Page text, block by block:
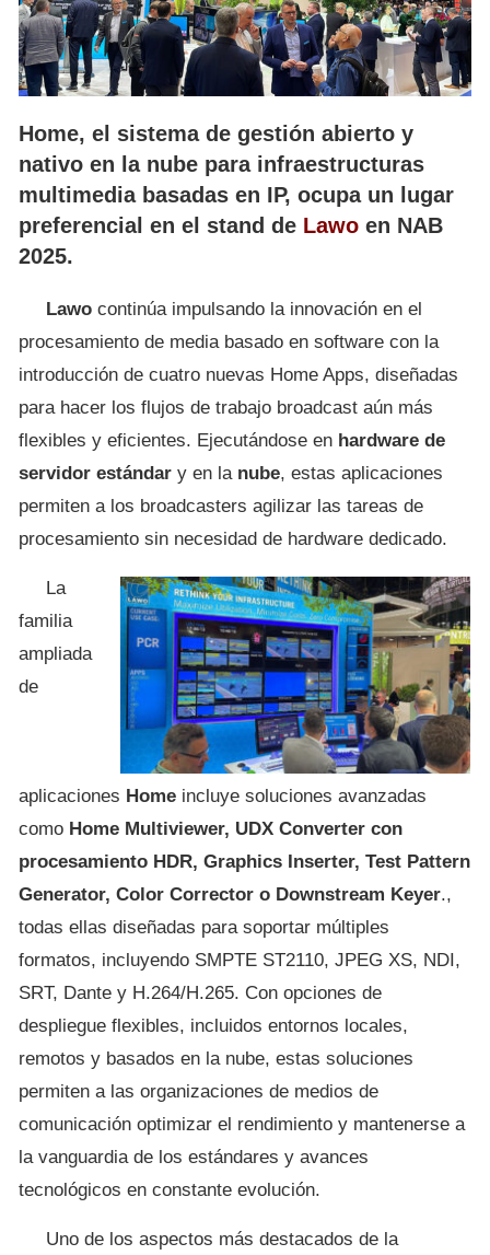
Home, el sistema de gestión abierto y
nativo en la nube para infraestructuras
multimedia basadas en IP, ocupa un lugar
preferencial en el stand de Lawo en NAB
2025.
Lawo continúa impulsando la innovación en el
procesamiento de media basado en software con la
introducción de cuatro nuevas Home Apps, diseñadas
para hacer los flujos de trabajo broadcast aún más
flexibles y eficientes. Ejecutándose en hardware de
servidor estándar y en la nube, estas aplicaciones
permiten a los broadcasters agilizar las tareas de
procesamiento sin necesidad de hardware dedicado.
La
familia
ampliada
de
aplicaciones Home incluye soluciones avanzadas
como Home Multiviewer, UDX Converter con
procesamiento HDR, Graphics Inserter, Test Pattern
Generator, Color Corrector o Downstream Keyer.,
todas ellas diseñadas para soportar múltiples
formatos, incluyendo SMPTE ST2110, JPEG XS, NDI,
SRT, Dante y H.264/H.265. Con opciones de
despliegue flexibles, incluidos entornos locales,
remotos y basados en la nube, estas soluciones
permiten a las organizaciones de medios de
comunicación optimizar el rendimiento y mantenerse a
la vanguardia de los estándares y avances
tecnológicos en constante evolución.
Uno de los aspectos más destacados de la